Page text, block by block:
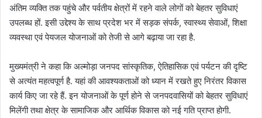
अंतिम व्यक्ति तक पहुंचे और पर्वतीय क्षेत्रों में रहने वाले लोगों को बेहतर सुविधाएं
उपलब्ध हों. इसी उद्देश्य के साथ प्रदेश भर में सड़क संपर्क, स्वास्थ्य सेवाओं, शिक्षा
व्यवस्था एवं पेयजल योजनाओं को तेजी से आगे बढ़ाया जा रहा है.
मुख्यमंत्री ने कहा कि अल्मोड़ा जनपद सांस्कृतिक, ऐतिहासिक एवं पर्यटन की दृष्टि
से अत्यंत महत्वपूर्ण है. यहां की आवश्यकताओं को ध्यान में रखते हुए निरंतर विकास
कार्य किए जा रहे हैं. इन योजनाओं के पूर्ण होने से जनपदवासियों को बेहतर सुविधाएं
मिलेंगी तथा क्षेत्र के सामाजिक और आर्थिक विकास को नई गति प्राप्त होगी.